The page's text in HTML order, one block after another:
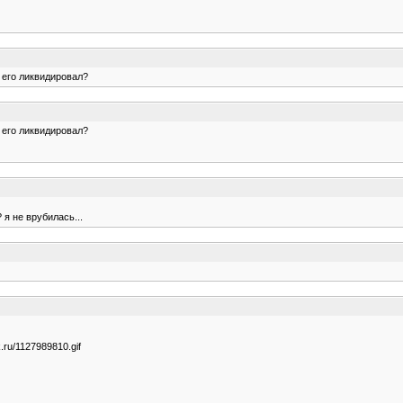
ликвидировал?
ликвидировал?
не врубилась...
1127989810.gif